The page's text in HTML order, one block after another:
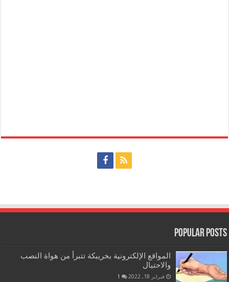
Popular Posts
المواقع الإلكترونية بخريبكة تتبرأ من هواة النصب
والاحتيال
فبراير 18, 2022 1